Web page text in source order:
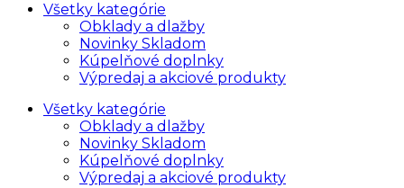
Všetky kategórie
Obklady a dlažby
Novinky Skladom
Kúpelňové doplnky
Výpredaj a akciové produkty
Všetky kategórie
Obklady a dlažby
Novinky Skladom
Kúpelňové doplnky
Výpredaj a akciové produkty